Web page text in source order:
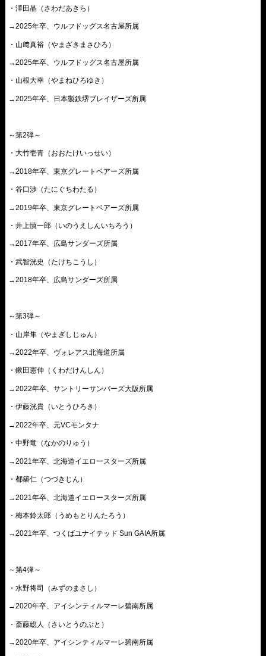
・澤田晶（さわだあきら）
→2025年卒、ウルフドッグス名古屋所属
・山﨑真裕（やまざきまさひろ）
→2025年卒、ウルフドッグス名古屋所属
・山根大幸（やまねひろゆき）
→2025年卒、日本製鉄堺ブレイザーズ所属
～第2弾～
・大竹壱青（おおたけいっせい）
→2018年卒、東京グレートベアーズ所属
・谷口渉（たにぐちわたる）
→2019年卒、東京グレートベアーズ所属
・井上慎一郎（いのうえしんいちろう）
→2017年卒、広島サンダーズ所属
・武智洸史（たけちこうし）
→2018年卒、広島サンダーズ所属
～第3弾～
・山岸隼（やまぎしじゅん）
→2022年卒、ヴォレアス北海道所属
・鍬田憲伸（くわだけんしん）
→2022年卒、サントリーサンバーズ大阪所属
・伊藤洸貴（いとうひろき）
→2022年卒、元VCモンタナ
・中野竜（なかのりゅう）
→2021年卒、北海道イエロースターズ所属
・都築仁（つづきじん）
→2021年卒、北海道イエロースターズ所属
・梅本鈴太郎（うめもとりんたろう）
→2021年卒、つくばユナイテッド Sun GAIA所属
～第4弾～
・水野将司（みずのまさし）
→2020年卒、アイシンティルマーレ碧南所属
・斎藤総人（さいとうのぶと）
→2020年卒、アイシンティルマーレ碧南所属